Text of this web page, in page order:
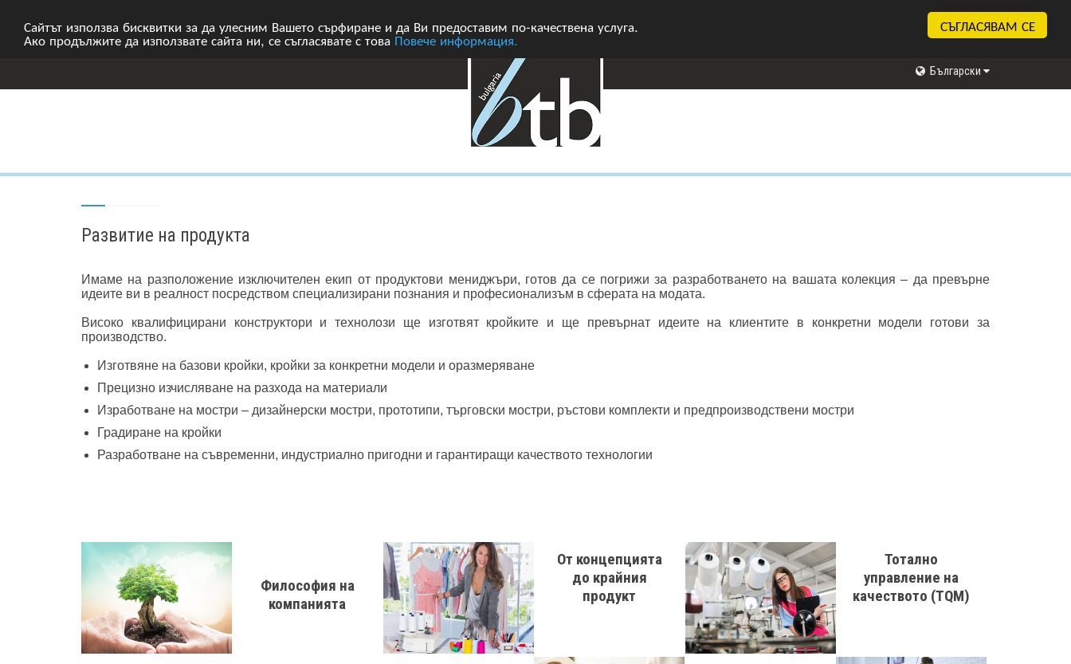
СЪГЛАСЯВАМ СЕ
Сайтът използва бисквитки за да улесним Вашето сърфиране и да Ви предоставим по-качествена услуга.
Ако продължите да използвате сайта ни, се съгласявате с това Повече информация.
Български
Развитие на продукта
Имаме на разположение изключителен екип от продуктови мениджъри, готов да се погрижи за разработването на вашата колекция – да превърне
идеите ви в реалност посредством специализирани познания и професионализъм в сферата на модата.
Високо квалифицирани конструктори и технолози ще изготвят кройките и ще превърнат идеите на клиентите в конкретни модели готови за
производство.
Изготвяне на базови кройки, кройки за конкретни модели и оразмеряване
Прецизно изчисляване на разхода на материали
Изработване на мостри – дизайнерски мостри, прототипи, търговски мостри, ръстови комплекти и предпроизводствени мостри
Градиране на кройки
Разработване на съвременни, индустриално пригодни и гарантиращи качеството технологии
Философия на
компанията
От концепцията
до крайния
продукт
Тотално
управление на
качеството (TQM)